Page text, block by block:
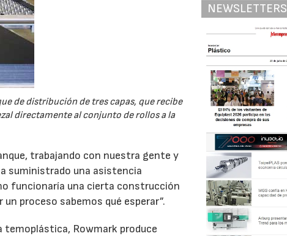
de distribución de tres capas, que recibe
directamente al conjunto de rollos a la
trabajando con nuestra gente y
suministrado una asistencia
funcionaría una cierta construcción
proceso sabemos qué esperar”.
Rowmark produce
NEWSLETTERS